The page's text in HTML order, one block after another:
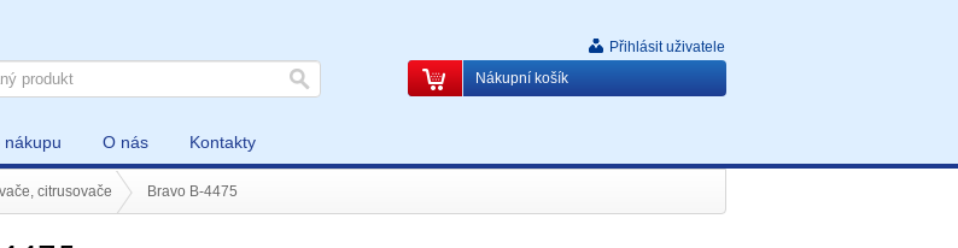
nákupu O nás Kontakty
Přihlásit uživatele
Nákupní košík
citrusovače Bravo B-4475